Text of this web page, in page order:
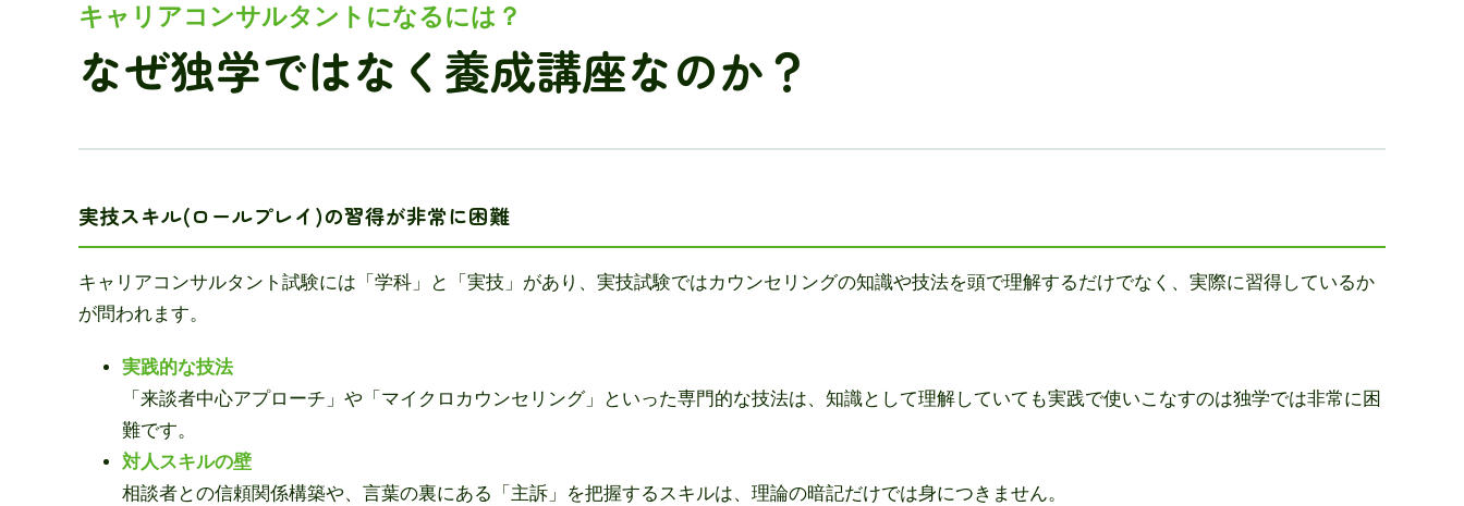
キャリアコンサルタントになるには？
なぜ独学ではなく養成講座なのか？
実技スキル(ロールプレイ)の習得が非常に困難
キャリアコンサルタント試験には「学科」と「実技」があり、実技試験ではカウンセリングの知識や技法を頭で理解するだけでなく、実際に習得しているか
が問われます。
実践的な技法
「来談者中心アプローチ」や「マイクロカウンセリング」といった専門的な技法は、知識として理解していても実践で使いこなすのは独学では非常に困
難です。
対人スキルの壁
相談者との信頼関係構築や、言葉の裏にある「主訴」を把握するスキルは、理論の暗記だけでは身につきません。